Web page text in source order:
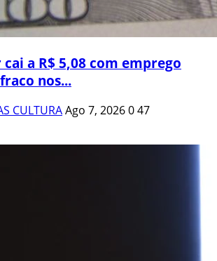
cai a R$ 5,08 com emprego
nos...
CULTURAAgo 7, 2026047